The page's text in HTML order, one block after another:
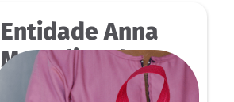
Entidade Anna
Marcelina de
Carvalho